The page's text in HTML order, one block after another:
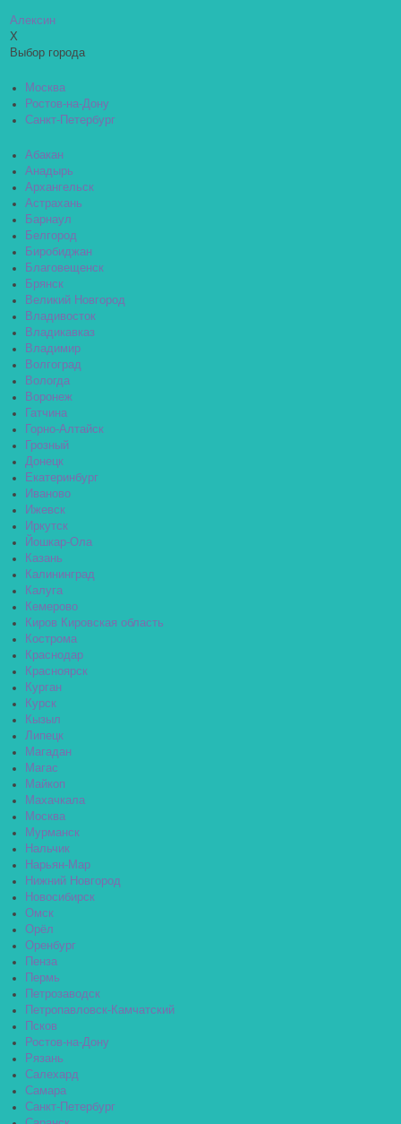
Алексин
X
Выбор города
Москва
Ростов-на-Дону
Санкт-Петербург
Абакан
Анадырь
Архангельск
Астрахань
Барнаул
Белгород
Биробиджан
Благовещенск
Брянск
Великий Новгород
Владивосток
Владикавказ
Владимир
Волгоград
Вологда
Воронеж
Гатчина
Горно-Алтайск
Грозный
Донецк
Екатеринбург
Иваново
Ижевск
Иркутск
Йошкар-Ола
Казань
Калининград
Калуга
Кемерово
Киров Кировская область
Кострома
Краснодар
Красноярск
Курган
Курск
Кызыл
Липецк
Магадан
Магас
Майкоп
Махачкала
Москва
Мурманск
Нальчик
Нарьян-Мар
Нижний Новгород
Новосибирск
Омск
Орёл
Оренбург
Пенза
Пермь
Петрозаводск
Петропавловск-Камчатский
Псков
Ростов-на-Дону
Рязань
Салехард
Самара
Санкт-Петербург